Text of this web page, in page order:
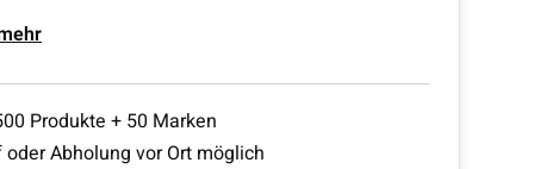
Produkte + 50 Marken
oder Abholung vor Ort möglich